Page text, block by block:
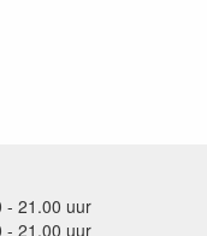
- 21.00 uur
- 21.00 uur